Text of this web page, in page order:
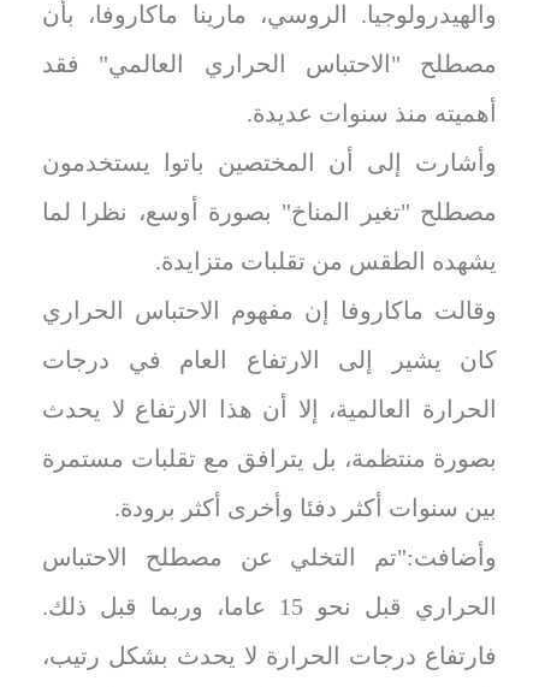
والهيدرولوجيا. الروسي، مارينا ماكاروفا، بأن
مصطلح "الاحتباس الحراري العالمي" فقد
أهميته منذ سنوات عديدة.
وأشارت إلى أن المختصين باتوا يستخدمون
مصطلح "تغير المناخ" بصورة أوسع، نظرا لما
يشهده الطقس من تقلبات متزايدة.
وقالت ماكاروفا إن مفهوم الاحتباس الحراري
كان يشير إلى الارتفاع العام في درجات
الحرارة العالمية، إلا أن هذا الارتفاع لا يحدث
بصورة منتظمة، بل يترافق مع تقلبات مستمرة
بين سنوات أكثر دفئا وأخرى أكثر برودة.
وأضافت:"تم التخلي عن مصطلح الاحتباس
الحراري قبل نحو 15 عاما، وربما قبل ذلك.
فارتفاع درجات الحرارة لا يحدث بشكل رتيب،